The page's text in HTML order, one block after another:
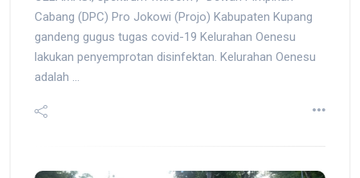
Cabang (DPC) Pro Jokowi (Projo) Kabupaten Kupang
gandeng gugus tugas covid-19 Kelurahan Oenesu
lakukan penyemprotan disinfektan. Kelurahan Oenesu
adalah ...